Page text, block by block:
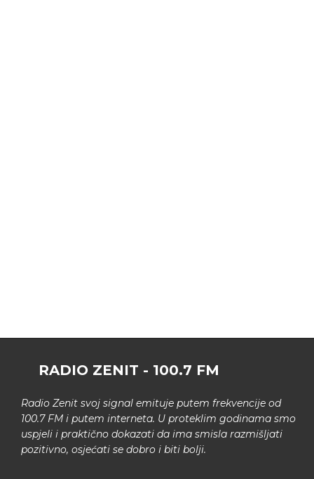
RADIO ZENIT - 100.7 FM
Radio Zenit svoj signal emituje putem frekvencije od
100.7 FM i putem interneta. U proteklim godinama smo
uspjeli i praktično dokazati da ima smisla razmišljati
pozitivno, osjećati se dobro i biti bolji.